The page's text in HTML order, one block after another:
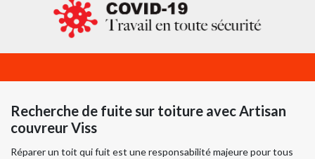
Recherche de fuite sur toiture avec Artisan
couvreur Viss
Réparer un toit qui fuit est une responsabilité majeure pour tous